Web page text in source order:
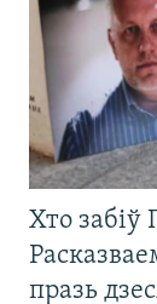
Хто забіў
празь